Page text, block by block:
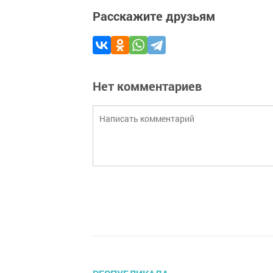
Расскажите друзьям
Нет комментариев